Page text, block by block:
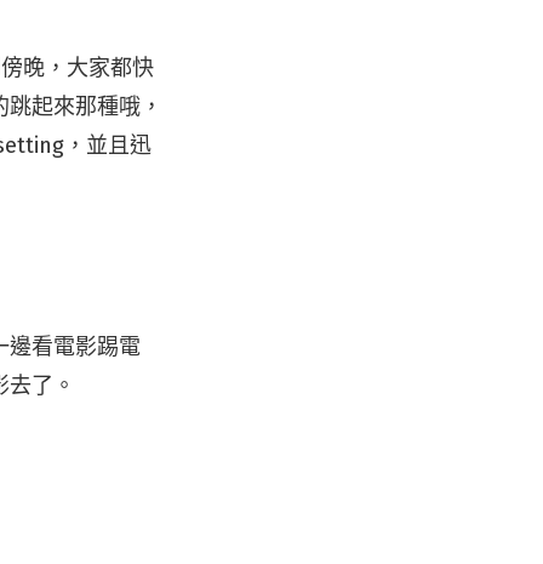
晚，大家都快
起來那種哦，
，並且迅
邊看電影踢電
了。